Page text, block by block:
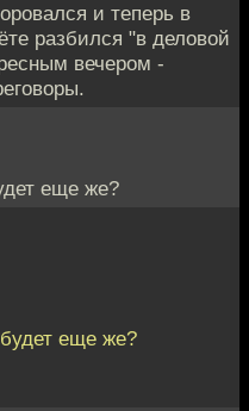
и теперь в
разбился "в деловой
вечером -
еще же?
еще же?